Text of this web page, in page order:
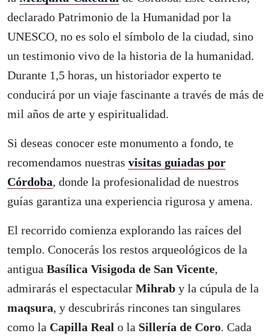
declarado Patrimonio de la Humanidad por la
UNESCO, no es solo el símbolo de la ciudad, sino
un testimonio vivo de la historia de la humanidad.
Durante 1,5 horas, un historiador experto te
conducirá por un viaje fascinante a través de más de
mil años de arte y espiritualidad.
Si deseas conocer este monumento a fondo, te
recomendamos nuestras visitas guiadas por
Córdoba, donde la profesionalidad de nuestros
guías garantiza una experiencia rigurosa y amena.
El recorrido comienza explorando las raíces del
templo. Conocerás los restos arqueológicos de la
antigua Basílica Visigoda de San Vicente,
admirarás el espectacular Mihrab y la cúpula de la
maqsura, y descubrirás rincones tan singulares
como la Capilla Real o la Sillería de Coro. Cada